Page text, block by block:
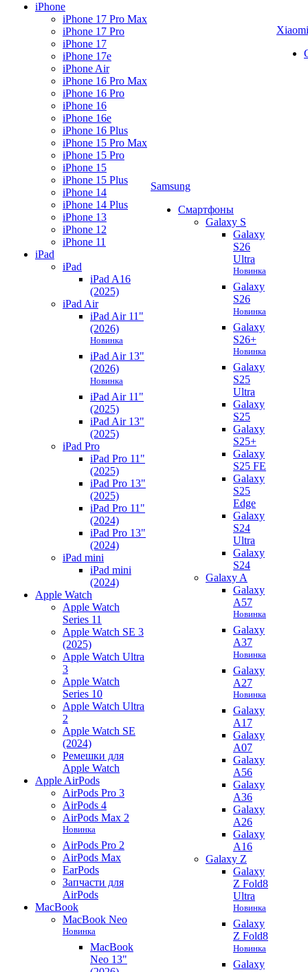
iPhone
iPhone 17 Pro Max
iPhone 17 Pro
iPhone 17
iPhone 17e
iPhone Air
iPhone 16 Pro Max
iPhone 16 Pro
iPhone 16
iPhone 16e
iPhone 16 Plus
iPhone 15 Pro Max
iPhone 15 Pro
iPhone 15
iPhone 15 Plus
iPhone 14
iPhone 14 Plus
iPhone 13
iPhone 12
iPhone 11
iPad
iPad
iPad A16
(2025)
iPad Air
iPad Air 11"
(2026)
Новинка
iPad Air 13"
(2026)
Новинка
iPad Air 11"
(2025)
iPad Air 13"
(2025)
iPad Pro
iPad Pro 11"
(2025)
iPad Pro 13"
(2025)
iPad Pro 11"
(2024)
iPad Pro 13"
(2024)
iPad mini
iPad mini
(2024)
Apple Watch
Apple Watch
Series 11
Apple Watch SE 3
(2025)
Apple Watch Ultra
3
Apple Watch
Series 10
Apple Watch Ultra
2
Apple Watch SE
(2024)
Ремешки для
Apple Watch
Apple AirPods
AirPods Pro 3
AirPods 4
AirPods Max 2
Новинка
AirPods Pro 2
AirPods Max
EarPods
Запчасти для
AirPods
MacBook
MacBook Neo
Новинка
MacBook
Neo 13"
Samsung
Смартфоны
Galaxy S
Galaxy
S26
Ultra
Новинка
Galaxy
S26
Новинка
Galaxy
S26+
Новинка
Galaxy
S25
Ultra
Galaxy
S25
Galaxy
S25+
Galaxy
S25 FE
Galaxy
S25
Edge
Galaxy
S24
Ultra
Galaxy
S24
Galaxy A
Galaxy
A57
Новинка
Galaxy
A37
Новинка
Galaxy
A27
Новинка
Galaxy
A17
Galaxy
A07
Galaxy
A56
Galaxy
A36
Galaxy
A26
Galaxy
A16
Galaxy Z
Galaxy
Z Fold8
Ultra
Новинка
Galaxy
Z Fold8
Новинка
Galaxy
Xiaomi